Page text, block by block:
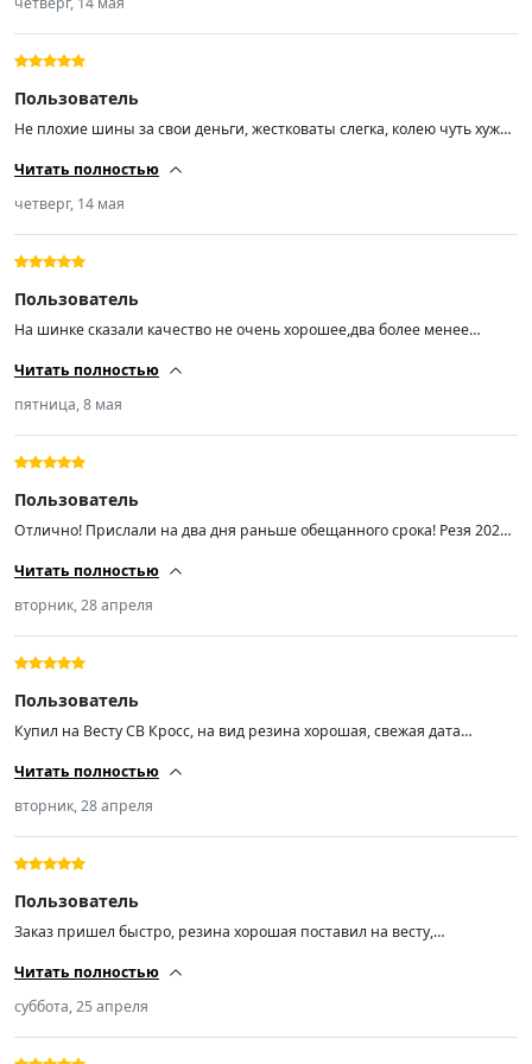
Пользователь
Не плохие шины за свои деньги, жестковаты слегка, колею чуть хуже
не ездил но не большие лужи без аквапланирования
Читать полностью
четверг, 14 мая
Пользователь
На шинке сказали качество не очень хорошее,два более менее
что хорошо,в любом случае лучше наших
Читать полностью
пятница, 8 мая
Пользователь
Отлично! Прислали на два дня раньше обещанного срока! Резя 2026
рекомендую продавца! Спасибо!!!
Читать полностью
вторник, 28 апреля
Пользователь
Купил на Весту СВ Кросс, на вид резина хорошая, свежая дата
Читать полностью
вторник, 28 апреля
Пользователь
Заказ пришел быстро, резина хорошая поставил на весту,
Читать полностью
суббота, 25 апреля